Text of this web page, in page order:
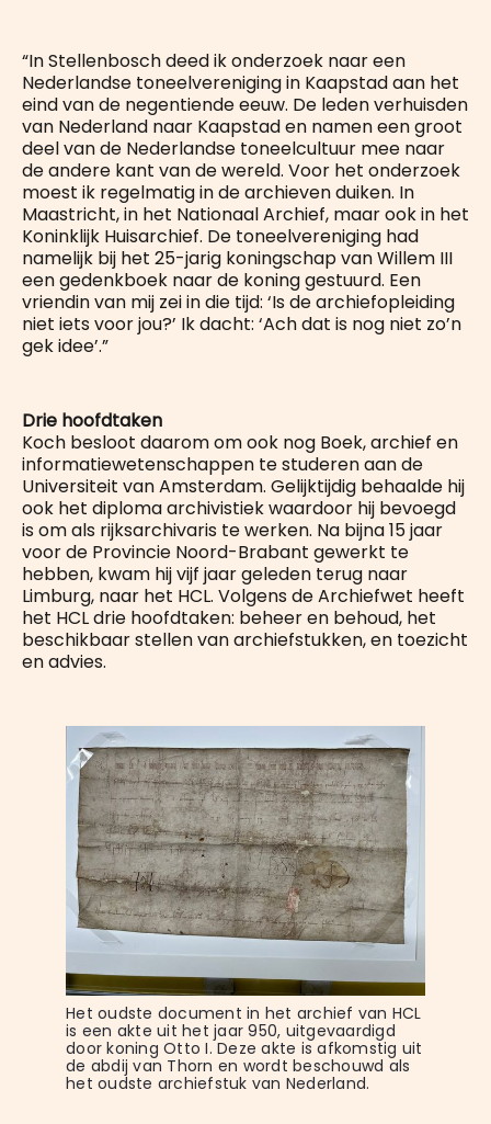
“In Stellenbosch deed ik onderzoek naar een
Nederlandse toneelvereniging in Kaapstad aan het
eind van de negentiende eeuw. De leden verhuisden
van Nederland naar Kaapstad en namen een groot
deel van de Nederlandse toneelcultuur mee naar
de andere kant van de wereld. Voor het onderzoek
moest ik regelmatig in de archieven duiken. In
Maastricht, in het Nationaal Archief, maar ook in het
Koninklijk Huisarchief. De toneelvereniging had
namelijk bij het 25-jarig koningschap van Willem III
een gedenkboek naar de koning gestuurd. Een
vriendin van mij zei in die tijd: ‘Is de archiefopleiding
niet iets voor jou?’ Ik dacht: ‘Ach dat is nog niet zo’n
gek idee’.”
Drie hoofdtaken
Koch besloot daarom om ook nog Boek, archief en
informatiewetenschappen te studeren aan de
Universiteit van Amsterdam. Gelijktijdig behaalde hij
ook het diploma archivistiek waardoor hij bevoegd
is om als rijksarchivaris te werken. Na bijna 15 jaar
voor de Provincie Noord-Brabant gewerkt te
hebben, kwam hij vijf jaar geleden terug naar
Limburg, naar het HCL. Volgens de Archiefwet heeft
het HCL drie hoofdtaken: beheer en behoud, het
beschikbaar stellen van archiefstukken, en toezicht
en advies.
Het oudste document in het archief van HCL
is een akte uit het jaar 950, uitgevaardigd
door koning Otto I. Deze akte is afkomstig uit
de abdij van Thorn en wordt beschouwd als
het oudste archiefstuk van Nederland.